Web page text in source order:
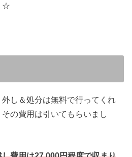
☆
し＆処分は無料で行ってくれ
の費用は引いてもらいまし